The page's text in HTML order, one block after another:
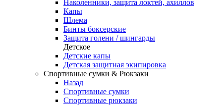
Наколенники, защита локтей, ахиллов
Капы
Шлема
Бинты боксерские
Защита голени / шингарды
Детское
Детские капы
Детская защитная экипировка
Спортивные сумки & Рюкзаки
Назад
Спортивные сумки
Спортивные рюкзаки